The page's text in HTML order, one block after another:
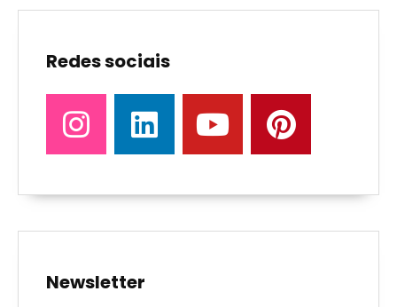
Redes sociais
Newsletter